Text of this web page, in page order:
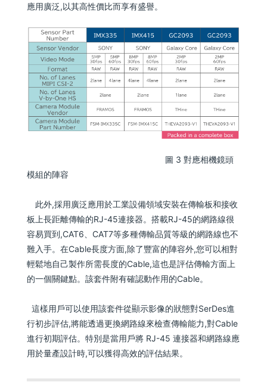
應用廣泛,以其高性價比而享有盛譽。
圖 3 對應相機鏡頭
模組的陣容
此外,採用廣泛應用於工業設備領域安裝在傳輸板和接收
板上長距離傳輸的RJ-45連接器。搭載RJ-45的網路線很
容易買到,CAT6、CAT7等多種傳輸品質等級的網路線也不
難入手。在Cable長度方面,除了豐富的陣容外,您可以相對
輕鬆地自己製作所需長度的Cable,這也是評估傳輸方面上
的一個關鍵點。該套件附有確認動作用的Cable。
這樣用戶可以使用該套件從顯示影像的狀態對SerDes進
行初步評估,將能透過更換網路線來檢查傳輸能力,對Cable
進行初期評估。特別是當用戶將 RJ-45 連接器和網路線應
用於量產設計時,可以獲得高效的評估結果。